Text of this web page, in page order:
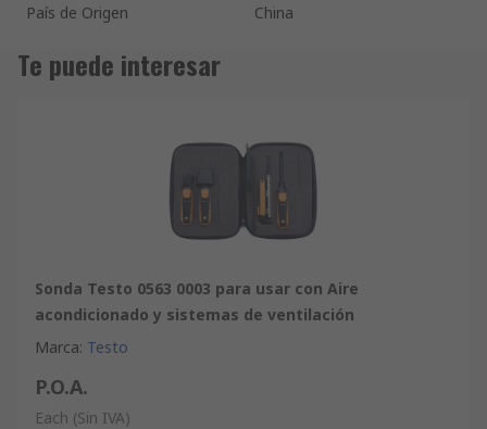
País de Origen
China
Te puede interesar
Sonda Testo 0563 0003 para usar con Aire
acondicionado y sistemas de ventilación
Marca: Testo
P.O.A.
Each (Sin IVA)